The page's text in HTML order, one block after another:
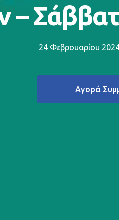
–
24 Φεβρουαρίου
Αγορά